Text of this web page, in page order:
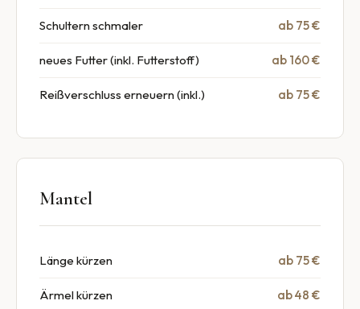
Schultern schmaler ab 75 €
neues Futter (inkl. Futterstoff) ab 160 €
Reißverschluss erneuern (inkl.) ab 75 €
Mantel
Länge kürzen ab 75 €
Ärmel kürzen ab 48 €